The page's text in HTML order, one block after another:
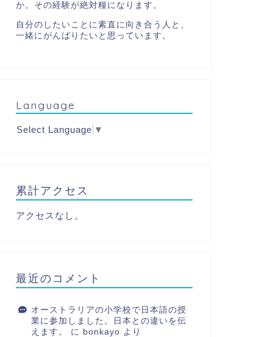
か。その経験が絶対糧になります。
自分のしたいことに素直に向き合う人と、
一緒にがんばりたいと思っています。
Language
Select Language ▼
累計アクセス
アクセスなし。
最近のコメント
オーストラリアの小学校で日本語の授
業に参加しました。日本との違いを伝
えます。
に bonkayo より